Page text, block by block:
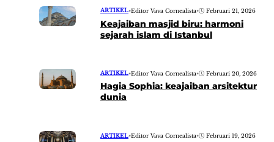
ARTIKEL•Editor Vava Cornealista• Februari 21, 2026
Keajaiban masjid biru: harmoni
sejarah islam di Istanbul
ARTIKEL•Editor Vava Cornealista• Februari 20, 2026
Hagia Sophia: keajaiban arsitektur
dunia
ARTIKEL•Editor Vava Cornealista• Februari 19, 2026